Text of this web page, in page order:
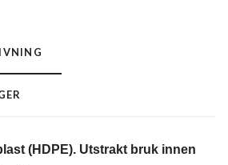
(HDPE). Utstrakt bruk innen